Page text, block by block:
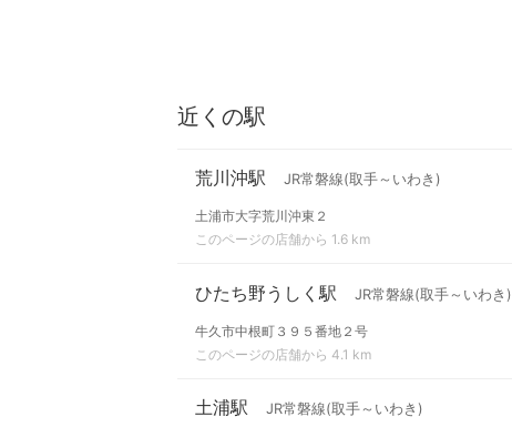
近くの駅
荒川沖駅 JR常磐線(取手～いわき)
土浦市大字荒川沖東２
このページの店舗から 1.6 km
ひたち野うしく駅 JR常磐線(取手～いわき)
牛久市中根町３９５番地２号
このページの店舗から 4.1 km
土浦駅 JR常磐線(取手～いわき)